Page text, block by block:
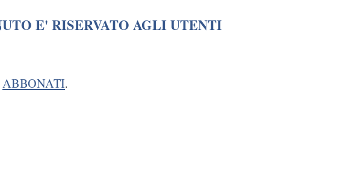
E' RISERVATO AGLI UTENTI
ABBONATI.